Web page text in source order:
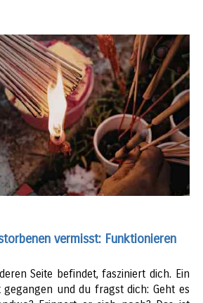
vermisst: Funktionieren
Seite befindet, fasziniert dich. Ein
und du fragst dich: Geht es